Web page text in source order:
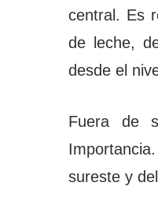
central. Es
de leche,
desde el
Fuera de
sureste y